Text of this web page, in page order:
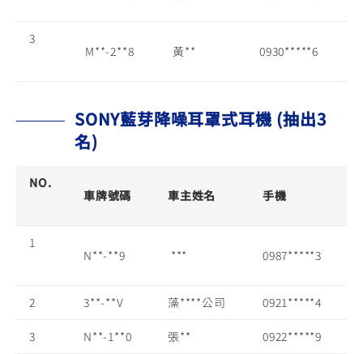
3
M**-2**8
黃** 0930*****6
SONY藍芽降噪耳罩式耳機 (抽出3
名)
NO.
車牌號碼
車主姓名 手機
1
N**-**9
*** 0987*****3
2 3**-**V 藻****公司 0921*****4
3 N**-1**0 張** 0922*****9